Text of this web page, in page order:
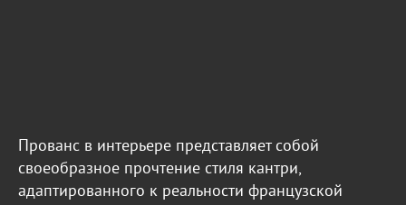
Прованс в интерьере представляет собой
своеобразное прочтение стиля кантри,
адаптированного к реальности французской